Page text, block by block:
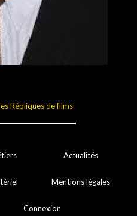
Répliques de films
Actualités
Mentions légales
Connexion